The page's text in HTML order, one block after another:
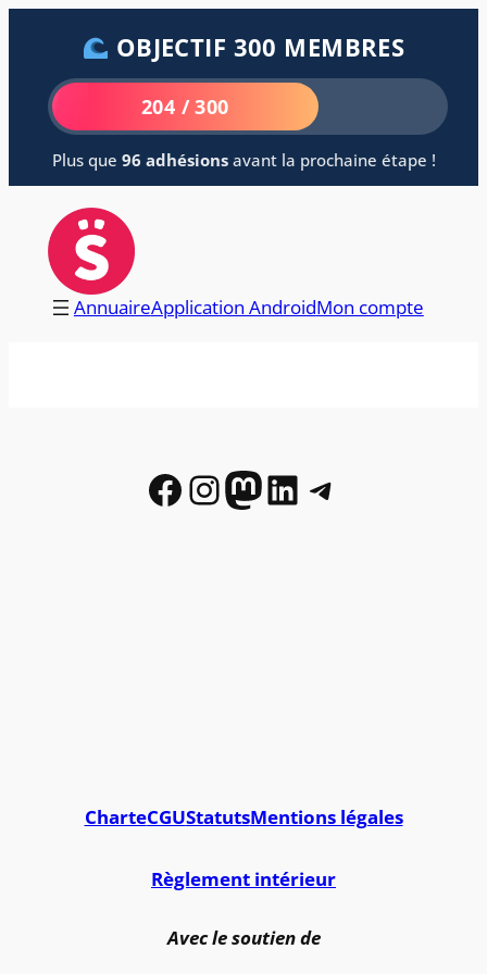
contenu
OBJECTIF 300 MEMBRES
204 / 300
Plus que 96 adhésionsavant la prochaine étape !
AnnuaireApplication AndroidMon compte
Facebook InstagramMastodon LinkedIn Telegram
CharteCGUStatutsMentions légales
Règlement intérieur
Avec le soutien de